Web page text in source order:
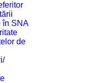
în SNA
de